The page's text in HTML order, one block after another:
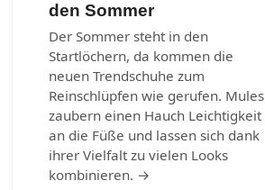
den Sommer
Der Sommer steht in den
Startlöchern, da kommen die
neuen Trendschuhe zum
Reinschlüpfen wie gerufen. Mules
zaubern einen Hauch Leichtigkeit
an die Füße und lassen sich dank
ihrer Vielfalt zu vielen Looks
kombinieren. →